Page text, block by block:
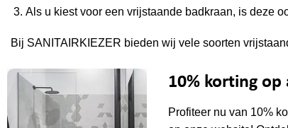
Als u kiest voor een vrijstaande badkraan, is deze
Bij SANITAIRKIEZER bieden wij vele soorten
10% korting op
Profiteer nu van 10%